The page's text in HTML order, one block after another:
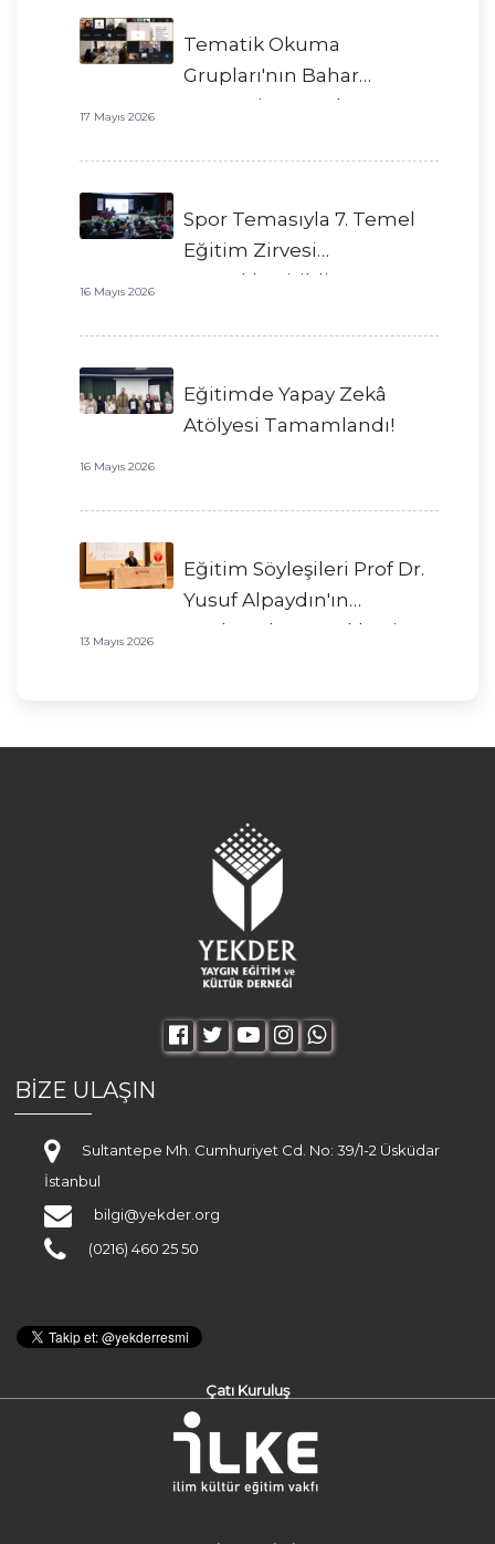
Tematik Okuma
Grupları'nın Bahar
Dönemi Başarıyla
17 Mayıs 2026
Spor Temasıyla 7. Temel
Eğitim Zirvesi
Gerçekleştirildi!
16 Mayıs 2026
Eğitimde Yapay Zekâ
Atölyesi Tamamlandı!
16 Mayıs 2026
Eğitim Söyleşileri Prof Dr.
Yusuf Alpaydın'ın
Katılımıyla Gerçekleşti!
13 Mayıs 2026
BİZE ULAŞIN
Sultantepe Mh. Cumhuriyet Cd. No: 39/1-2 Üsküdar
İstanbul
bilgi@yekder.org
(0216) 460 25 50
Çatı Kuruluş